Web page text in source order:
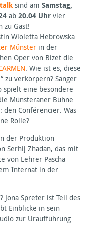
sind am Samstag,
ab 20.04 Uhrvier
zu Gast!
Wioletta Hebrowska
Münsterin der
Oper von Bizet die
. Wie ist es, diese
zu verkörpern? Sänger
spielt eine besondere
Münsteraner Bühne
den Conférencier. Was
Rolle?
der Produktion
Serhij Zhadan, das mit
von Lehrer Pascha
Internat in der
Jona Spreter ist Teil des
Einblicke in sein
zur Uraufführung